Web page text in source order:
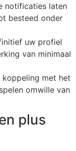
notificaties laten
besteed onder
uw profiel
van minimaal
met het
omwille van
plus